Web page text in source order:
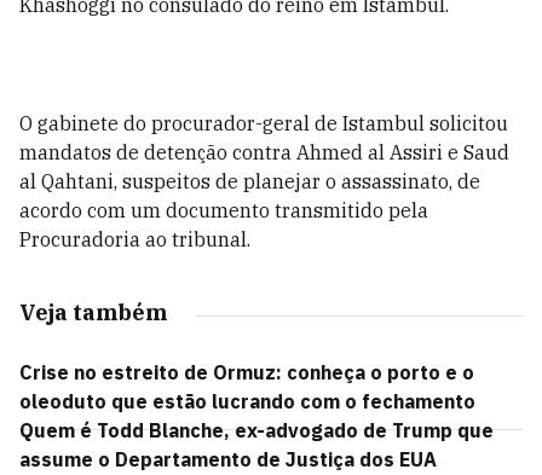
Khashoggi no consulado do reino em Istambul.
O gabinete do procurador-geral de Istambul solicitou
mandatos de detenção contra Ahmed al Assiri e Saud
al Qahtani, suspeitos de planejar o assassinato, de
acordo com um documento transmitido pela
Procuradoria ao tribunal.
Veja também
Crise no estreito de Ormuz: conheça o porto e o
oleoduto que estão lucrando com o fechamento
Quem é Todd Blanche, ex-advogado de Trump que
assume o Departamento de Justiça dos EUA